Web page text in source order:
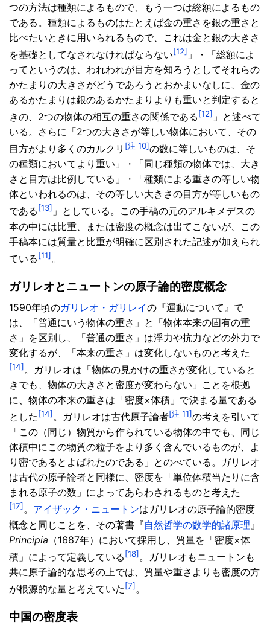
つの方法は種類によるもので、もう一つは総額によるもの
である。種類によるものはたとえば金の重さを銀の重さと
比べたいときに用いられるもので、これは金と銀の大きさ
を基礎としてなされなければならない[12] 」・「総額によ
ってというのは、われわれが目方を知ろうとしてそれらの
かたまりの大きさがどうであろうとおかまいなしに、金の
あるかたまりは銀のあるかたまりよりも重いと判定すると
きの、2つの物体の相互の重さの関係である [12] 」と述べて
いる。さらに「2つの大きさが等しい物体において、その
目方がより多くのカルクリ [注 10]の数に等しいものは、そ
の種類においてより重い」・「同じ種類の物体では、大き
さと目方は比例している」・「種類による重さの等しい物
体といわれるのは、その等しい大きさの目方が等しいもの
である [13] 」としている。この手稿の元のアルキメデスの
本の中には比重、または密度の概念は出てこないが、この
手稿本には質量と比重が明確に区別された記述が加えられ
ている [11] 。
ガリレオとニュートンの原子論的密度概念
1590年頃のガリレオ・ガリレイの『運動について』で
は、「普通にいう物体の重さ」と「物体本来の固有の重
さ」を区別し、「普通の重さ」は浮力や抗力などの外力で
変化するが、「本来の重さ」は変化しないものと考えた
[14] 。ガリレオは「物体の見かけの重さが変化していると
きでも、物体の大きさと密度が変わらない」ことを根拠
に、物体の本来の重さは「密度×体積」で決まる量である
とした [14] 。ガリレオは古代原子論者[注 11]の考えを引いて
「この（同じ）物質から作られている物体の中でも、同じ
体積中にこの物質の粒子をより多く含んでいるものが、よ
り密であるとよばれたのである」とのべている。ガリレオ
は古代の原子論者と同様に、密度を「単位体積当たりに含
まれる原子の数」によってあらわされるものと考えた
[17] 。 アイザック・ニュートンはガリレオの原子論的密度
概念と同じことを、その著書『自然哲学の数学的諸原理 』
Principia （1687年）において採用し、質量を「密度×体
積」によって定義している [18] 。ガリレオもニュートンも
共に原子論的な思考の上では、質量や重さよりも密度の方
が根源的な量と考えていた [7] 。
中国の密度表